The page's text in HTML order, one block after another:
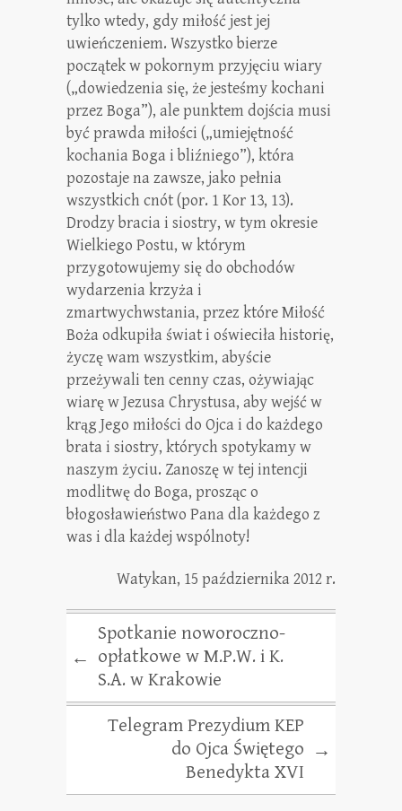
tylko wtedy, gdy miłość jest jej
uwieńczeniem. Wszystko bierze
początek w pokornym przyjęciu wiary
(„dowiedzenia się, że jesteśmy kochani
przez Boga”), ale punktem dojścia musi
być prawda miłości („umiejętność
kochania Boga i bliźniego”), która
pozostaje na zawsze, jako pełnia
wszystkich cnót (por. 1 Kor 13, 13).
Drodzy bracia i siostry, w tym okresie
Wielkiego Postu, w którym
przygotowujemy się do obchodów
wydarzenia krzyża i
zmartwychwstania, przez które Miłość
Boża odkupiła świat i oświeciła historię,
życzę wam wszystkim, abyście
przeżywali ten cenny czas, ożywiając
wiarę w Jezusa Chrystusa, aby wejść w
krąg Jego miłości do Ojca i do każdego
brata i siostry, których spotykamy w
naszym życiu. Zanoszę w tej intencji
modlitwę do Boga, prosząc o
błogosławieństwo Pana dla każdego z
was i dla każdej wspólnoty!
Watykan, 15 października 2012 r.
←
Spotkanie noworoczno-
opłatkowe w M.P.W. i K.
S.A. w Krakowie
Telegram Prezydium KEP
do Ojca Świętego
Benedykta XVI
→